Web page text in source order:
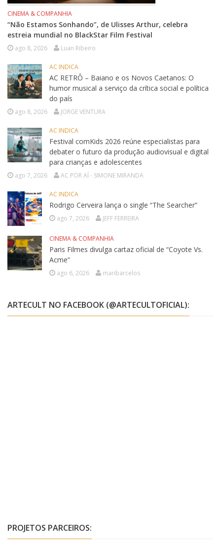
CINEMA & COMPANHIA
“Não Estamos Sonhando”, de Ulisses Arthur, celebra
estreia mundial no BlackStar Film Festival
ago 8, 2026 Luan Ribeiro
AC INDICA
AC RETRÔ – Baiano e os Novos Caetanos: O
humor musical a serviço da crítica social e política
do país
ago 8, 2026 JORGE VENTURA
AC INDICA
Festival comKids 2026 reúne especialistas para
debater o futuro da produção audiovisual e digital
para crianças e adolescentes
ago 7, 2026 AC POR AÍ - SIMONE MIRANDA
AC INDICA
Rodrigo Cerveira lança o single “The Searcher”
ago 7, 2026 JEFF FERREIRA
CINEMA & COMPANHIA
Paris Filmes divulga cartaz oficial de “Coyote Vs.
Acme”
ago 6, 2026 maribarcelos
ARTECULT NO FACEBOOK (@ARTECULTOFICIAL):
PROJETOS PARCEIROS: